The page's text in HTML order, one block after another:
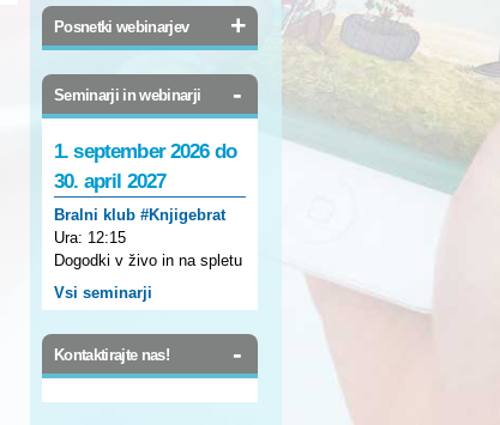
Posnetki webinarjev +
Seminarji in webinarji -
1. september 2026 do
30. april 2027
Bralni klub #Knjigebrat
Ura: 12:15
Dogodki v živo in na spletu
Vsi seminarji
Kontaktirajte nas! -